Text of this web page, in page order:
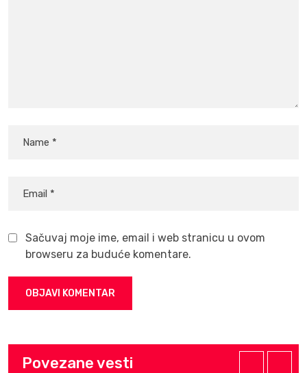
Sačuvaj moje ime, email i web stranicu u ovom
browseru za buduće komentare.
Povezane vesti